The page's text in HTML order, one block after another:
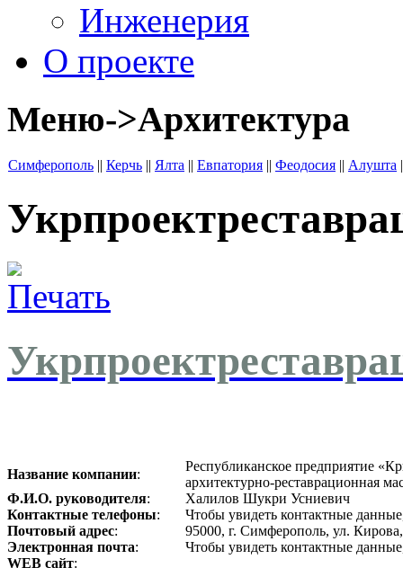
Инженерия
О проекте
Меню->Архитектура
Симферополь || Керчь || Ялта || Евпатория || Феодосия || Алушта
Название компании:
Республиканское предприятие
архитектурно-реставрационная
Ф.И.О. руководителя:
Халилов Шукри Усниевич
Контактные телефоны:
Чтобы увидеть контактные
Почтовый адрес:
95000, г. Симферополь, ул.
Электронная почта:
Чтобы увидеть контактные
WEB сайт: